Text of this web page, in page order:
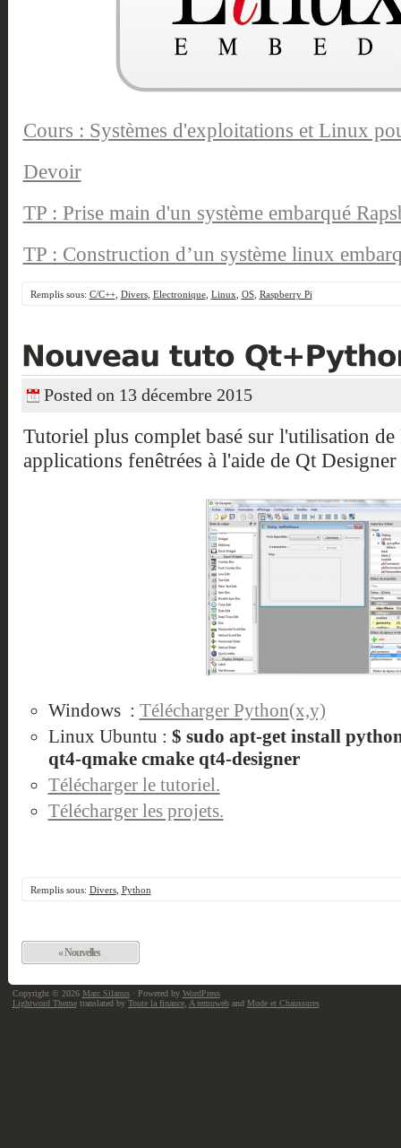
Cours : Systèmes d'exploitations et Linux
Devoir
TP : Prise main d'un système embarqué
TP : Construction d’un système linux
Remplis sous: C/C++, Divers, Electronique, Linux OS, Raspberry Pi
Posted on 13 décembre 2015
Tutoriel plus complet basé sur l'utilisation
applications fenêtrées à l'aide de Qt
Windows : Télécharger Python(x,y)
Linux Ubuntu : $ sudo apt-get install
qt4-qmake cmake qt4-designer
Télécharger le tutoriel.
Télécharger les projets.
Remplis sous: Divers, Python
« Nouvelles
Copyright © 2026 Marc Silanus· Powered by WordPress
Lightword Themetranslated by Toute la finance, A remuweband Mode et Chaussures